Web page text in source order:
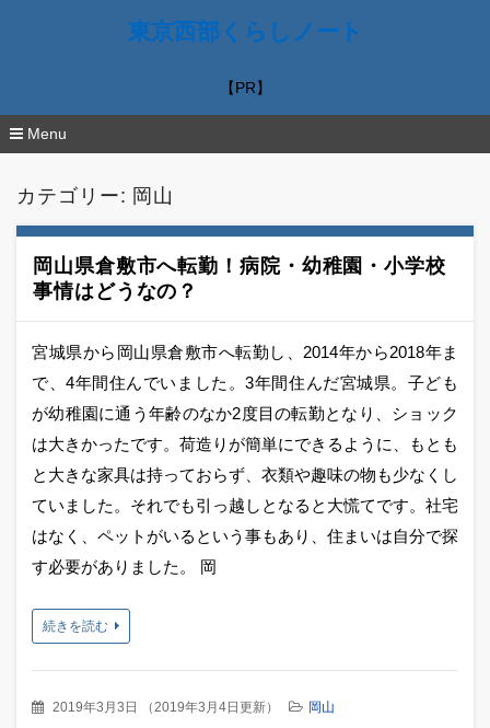
東京西部くらしノート
【PR】
Menu
カテゴリー: 岡山
岡山県倉敷市へ転勤！病院・幼稚園・小学校
事情はどうなの？
宮城県から岡山県倉敷市へ転勤し、2014年から2018年ま
で、4年間住んでいました。3年間住んだ宮城県。子ども
が幼稚園に通う年齢のなか2度目の転勤となり、ショック
は大きかったです。荷造りが簡単にできるように、もとも
と大きな家具は持っておらず、衣類や趣味の物も少なくし
ていました。それでも引っ越しとなると大慌てです。社宅
はなく、ペットがいるという事もあり、住まいは自分で探
す必要がありました。 岡
続きを読む
2019年3月3日 （ 2019年3月4日更新） 岡山